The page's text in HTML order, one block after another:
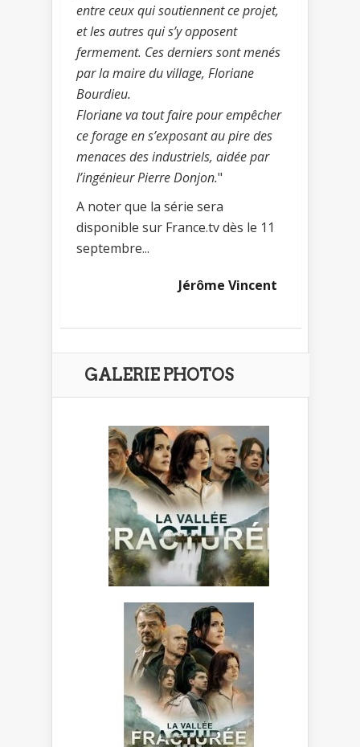
entre ceux qui soutiennent ce projet,
et les autres qui s’y opposent
fermement. Ces derniers sont menés
par la maire du village, Floriane
Bourdieu.
Floriane va tout faire pour empêcher
ce forage en s’exposant au pire des
menaces des industriels, aidée par
l’ingénieur Pierre Donjon."
A noter que la série sera
disponible sur France.tv dès le 11
septembre...
Jérôme Vincent
GALERIE PHOTOS